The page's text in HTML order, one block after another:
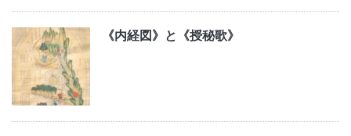
《内経図》と《授秘歌》